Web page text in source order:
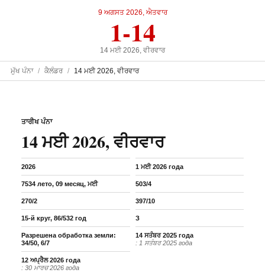
9 ਅਗਸਤ 2026, ਐਤਵਾਰ
1-14
14 ਮਈ 2026, ਵੀਰਵਾਰ
ਮੁੱਖ ਪੰਨਾ ਕੈਲੰਡਰ 14 ਮਈ 2026, ਵੀਰਵਾਰ
ਤਾਰੀਖ ਪੰਨਾ
14 ਮਈ 2026, ਵੀਰਵਾਰ
2026 1 ਮਈ 2026 года
7534 лето, 09 месяц, ਮਈ 503/4
270/2 397/10
15-й круг, 86/532 год З
Разрешена обработка земли:
34/50, 6/7
14 ਸਤੰਬਰ 2025 года
: 1 ਸਤੰਬਰ 2025 года
12 ਅਪ੍ਰੈਲ 2026 года
: 30 ਮਾਰਚ 2026 года